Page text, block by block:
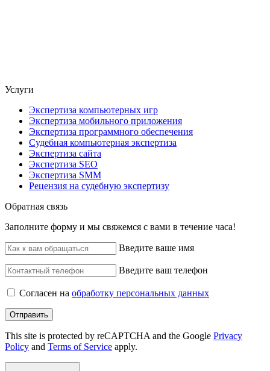
Услуги
Экспертиза компьютерных игр
Экспертиза мобильного приложения
Экспертиза программного обеспечения
Судебная компьютерная экспертиза
Экспертиза сайта
Экспертиза SEO
Экспертиза SMM
Рецензия на судебную экспертизу
Обратная связь
Заполните форму и мы свяжемся с вами в течение часа!
Введите ваше имя
Введите ваш телефон
Согласен на обработку персональных данных
Отправить
This site is protected by reCAPTCHA and the Google Privacy
Policy and Terms of Service apply.